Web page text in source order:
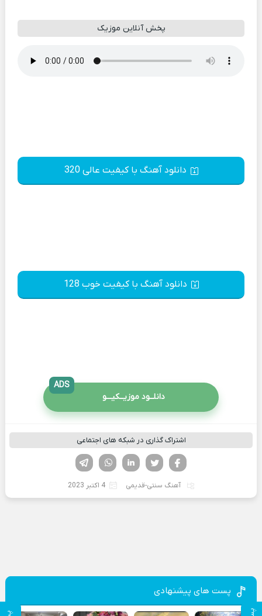
پخش آنلاین موزیک
دانلود آهنگ با کیفیت عالی 320
دانلود آهنگ با کیفیت خوب 128
دانلــود موزیــکیـــو
ADS
اشتراک گذاری در شبکه های اجتماعی
لینکدین تویتر
فیسوک
آهنگ سنتی-قدیمی 4 اکتبر 2023
پست های پیشنهادی